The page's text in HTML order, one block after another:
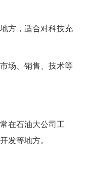
方，适合对科技充
场、销售、技术等
在石油大公司工
发等地方。